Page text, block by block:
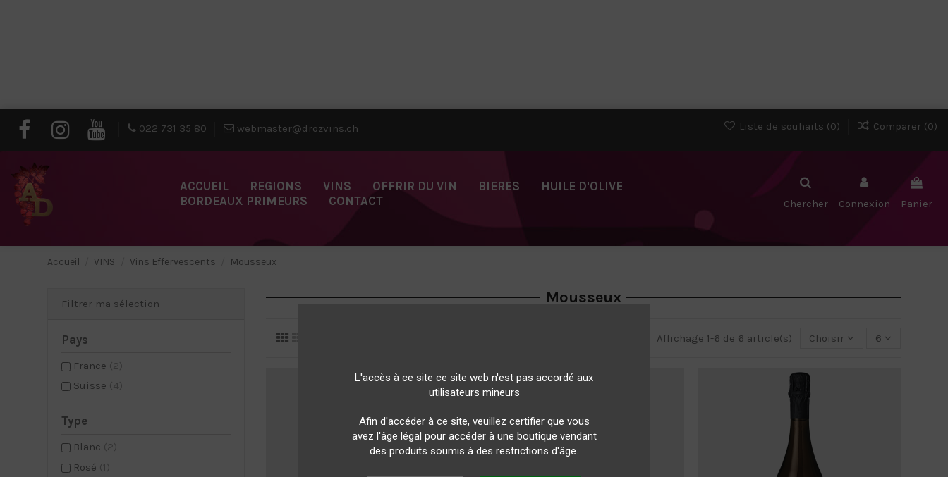
L'accès à ce site ce site web n'est pas accordé aux
utilisateurs mineurs
Afin d'accéder à ce site, veuillez certifier que vous
avez l'âge légal pour accéder à une boutique vendant
des produits soumis à des restrictions d'âge.
022 731 35 80 webmaster@drozvins.ch Liste de souhaits (0) Comparer (0)
ACCUEIL REGIONS VINS OFFRIR DU VIN BIERES
HUILE D'OLIVE
BORDEAUX PRIMEURS
CONTACT Chercher Connexion Panier
Accueil VINS Vins Effervescents Mousseux
Mousseux
Affichage 1-6 de 6 article(s) Choisir 6
Filtrer ma sélection
Pays
France (2)
Suisse (4)
Type
Blanc (2)
Rosé (1)